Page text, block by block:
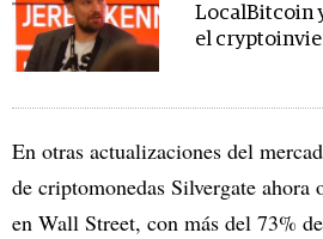
LocalBitcoin
el
En otras actualizaciones del
de criptomonedas Silvergate ahora
en Wall Street, con más del 73%